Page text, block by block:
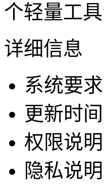
个轻量工具
详细信息
系统要
更新时
权限说明
隐私说明